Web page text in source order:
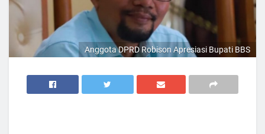
Anggota DPRD Robison Apresiasi Bupati BBS